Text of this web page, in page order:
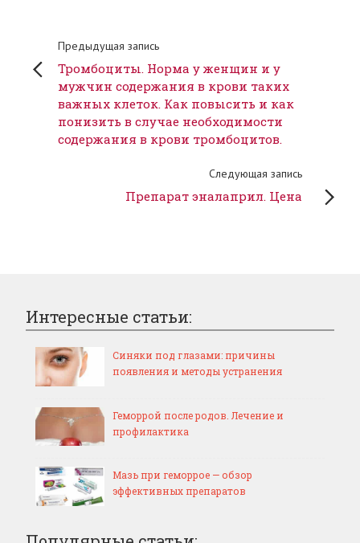
Предыдущая запись
Тромбоциты. Норма у женщин и у
мужчин содержания в крови таких
важных клеток. Как повысить и как
понизить в случае необходимости
содержания в крови тромбоцитов.
Следующая запись
Препарат эналаприл. Цена
Интересные статьи:
Синяки под глазами: причины
появления и методы устранения
Геморрой после родов. Лечение и
профилактика
Мазь при геморрое — обзор
эффективных препаратов